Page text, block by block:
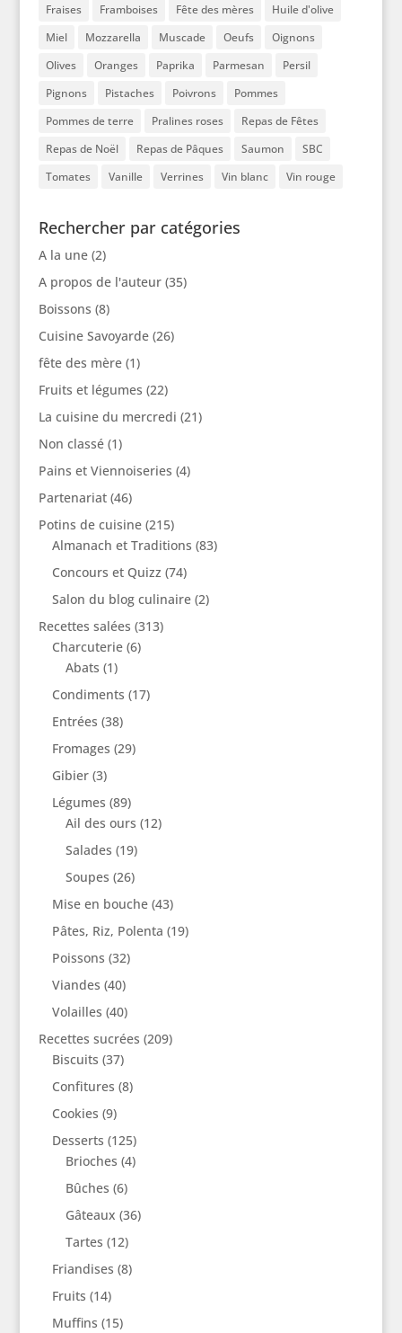
Fraises Framboises Fête des mères
Huile d'olive
Miel
Mozzarella Muscade Oeufs
Oignons
Olives
Oranges Paprika Parmesan
Persil
Pignons
Pistaches Poivrons
Pommes
Pommes de terre
Pralines roses
Repas de Fêtes
Repas de Noël
Repas de Pâques Saumon
SBC
Tomates
Vanille Verrines Vin blanc Vin rouge
Rechercher par catégories
A la une(2)
A propos de l'auteur(35)
Boissons (8)
Cuisine Savoyarde(26)
fête des mère(1)
Fruits et légumes (22)
La cuisine du mercredi (21)
Non classé(1)
Pains et Viennoiseries (4)
Partenariat(46)
Potins de cuisine(215)
Almanach et Traditions (83)
Concours et Quizz (74)
Salon du blog culinaire(2)
Recettes salées (313)
Charcuterie(6)
Abats (1)
Condiments (17)
Entrées (38)
Fromages (29)
Gibier(3)
Légumes (89)
Ail des ours (12)
Salades (19)
Soupes (26)
Mise en bouche(43)
Pâtes, Riz, Polenta (19)
Poissons (32)
Viandes (40)
Volailles (40)
Recettes sucrées (209)
Biscuits (37)
Confitures (8)
Cookies (9)
Desserts (125)
Brioches (4)
Bûches (6)
Gâteaux (36)
Tartes (12)
Friandises (8)
Fruits (14)
Muffins (15)